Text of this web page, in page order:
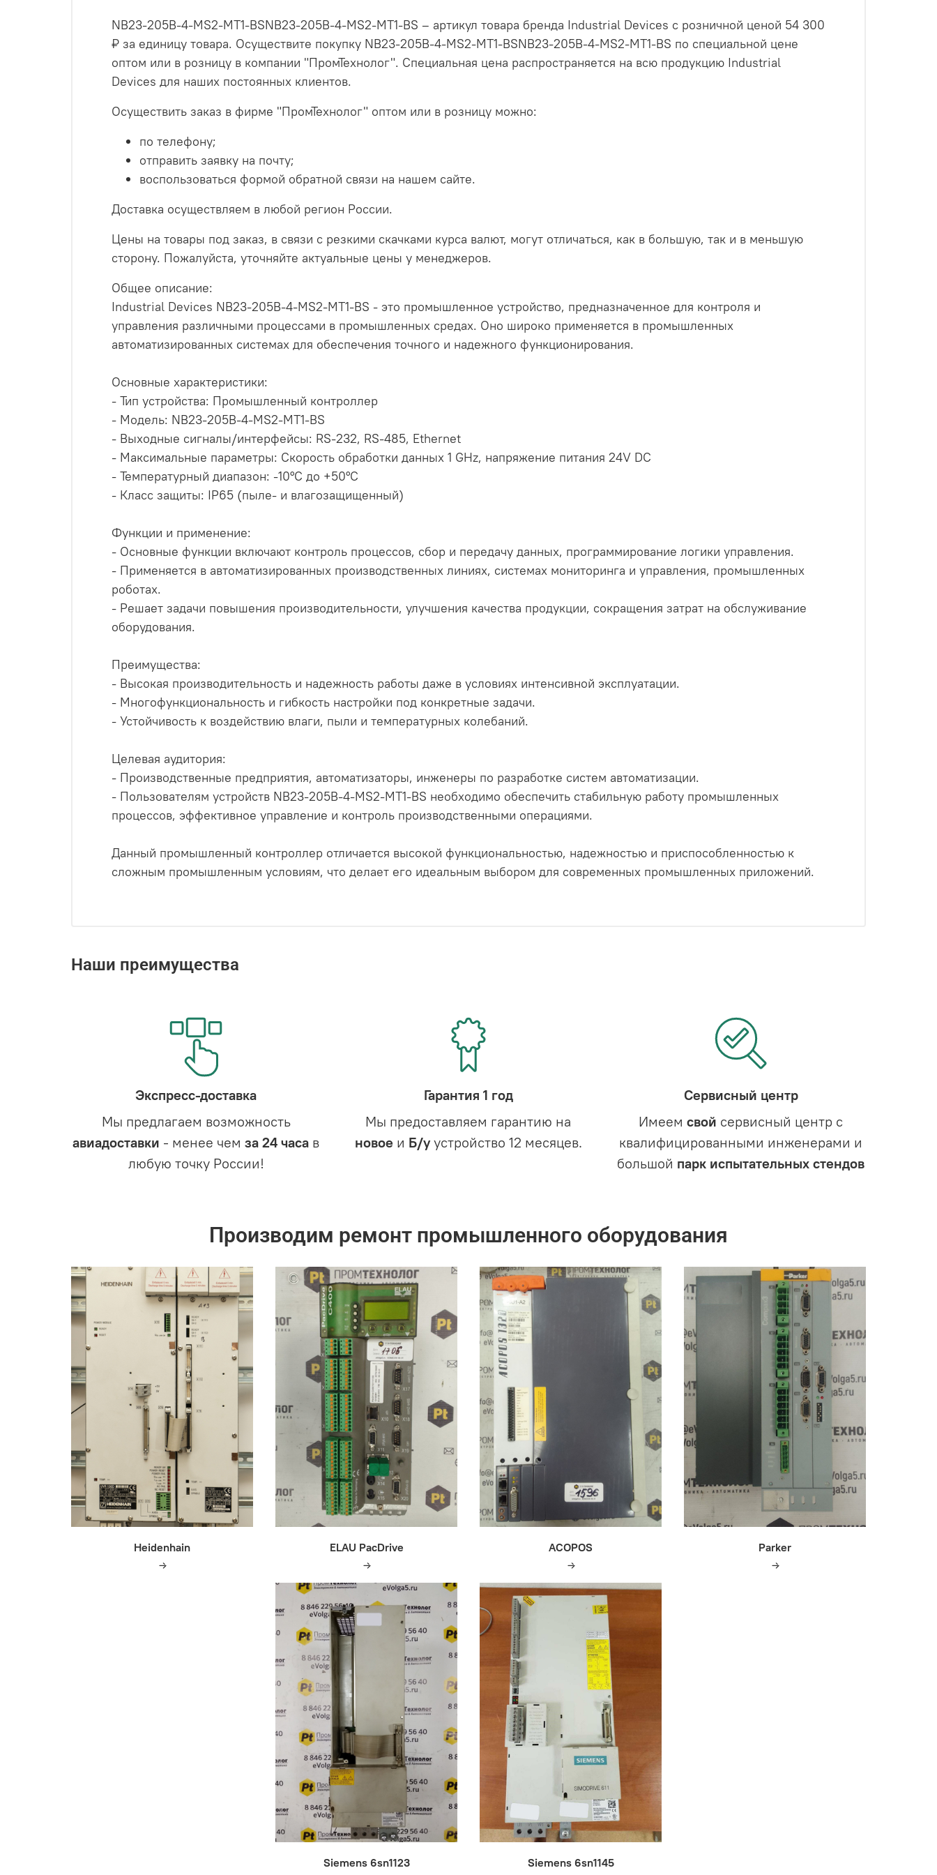
NB23-205B-4-MS2-MT1-BSNB23-205B-4-MS2-MT1-BS – артикул товара бренда Industrial Devices с розничной ценой 54 300
₽ за единицу товара. Осуществите покупку NB23-205B-4-MS2-MT1-BSNB23-205B-4-MS2-MT1-BS по специальной цене
оптом или в розницу в компании "ПромТехнолог". Специальная цена распространяется на всю продукцию Industrial
Devices для наших постоянных клиентов.
Осуществить заказ в фирме "ПромТехнолог" оптом или в розницу можно:
по телефону;
отправить заявку на почту;
воспользоваться формой обратной связи на нашем сайте.
Доставка осуществляем в любой регион России.
Цены на товары под заказ, в связи с резкими скачками курса валют, могут отличаться, как в большую, так и в меньшую
сторону. Пожалуйста, уточняйте актуальные цены у менеджеров.
Общее описание:
Industrial Devices NB23-205B-4-MS2-MT1-BS - это промышленное устройство, предназначенное для контроля и
управления различными процессами в промышленных средах. Оно широко применяется в промышленных
автоматизированных системах для обеспечения точного и надежного функционирования.
Основные характеристики:
- Тип устройства: Промышленный контроллер
- Модель: NB23-205B-4-MS2-MT1-BS
- Выходные сигналы/интерфейсы: RS-232, RS-485, Ethernet
- Максимальные параметры: Скорость обработки данных 1 GHz, напряжение питания 24V DC
- Температурный диапазон: -10°C до +50°C
- Класс защиты: IP65 (пыле- и влагозащищенный)
Функции и применение:
- Основные функции включают контроль процессов, сбор и передачу данных, программирование логики управления.
- Применяется в автоматизированных производственных линиях, системах мониторинга и управления, промышленных
роботах.
- Решает задачи повышения производительности, улучшения качества продукции, сокращения затрат на обслуживание
оборудования.
Преимущества:
- Высокая производительность и надежность работы даже в условиях интенсивной эксплуатации.
- Многофункциональность и гибкость настройки под конкретные задачи.
- Устойчивость к воздействию влаги, пыли и температурных колебаний.
Целевая аудитория:
- Производственные предприятия, автоматизаторы, инженеры по разработке систем автоматизации.
- Пользователям устройств NB23-205B-4-MS2-MT1-BS необходимо обеспечить стабильную работу промышленных
процессов, эффективное управление и контроль производственными операциями.
Данный промышленный контроллер отличается высокой функциональностью, надежностью и приспособленностью к
сложным промышленным условиям, что делает его идеальным выбором для современных промышленных приложений.
Наши преимущества
Экспресс-доставка
Мы предлагаем возможность
авиадоставки - менее чемза 24 часа в
любую точку России!
Гарантия 1 год
Мы предоставляем гарантию на
новое и Б/уустройство 12 месяцев.
Сервисный центр
Имеемсвой сервисный центр с
квалифицированными инженерами и
большой парк испытательных стендов
Производим ремонт промышленного оборудования
Heidenhain ELAU PacDrive ACOPOS Parker
Siemens 6sn1123 Siemens 6sn1145